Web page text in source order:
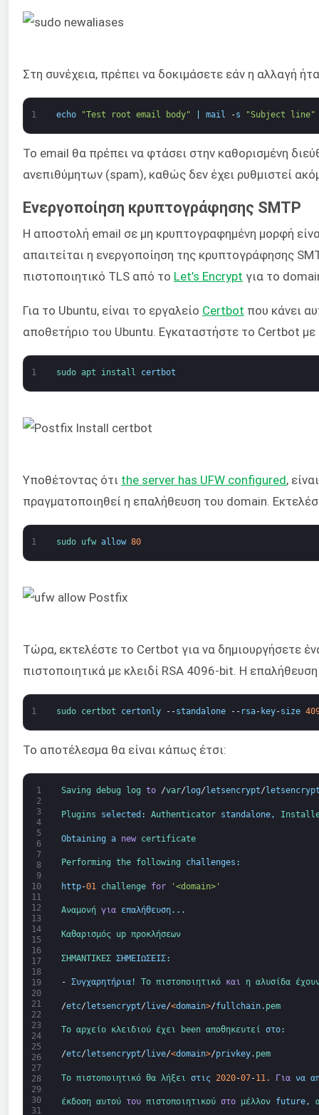
Στη συνέχεια, πρέπει να δοκιμάσετε εάν η αλλαγή
1 echo "Test root email body" mail -s "Subject line"
Το email θα πρέπει να φτάσει στην καθορισμένη
ανεπιθύμητων (spam), καθώς δεν έχει ρυθμιστεί
Ενεργοποίηση κρυπτογράφησης SMTP
Η αποστολή email σε μη κρυπτογραφημένη μορφή
απαιτείται η ενεργοποίηση της κρυπτογράφησης
πιστοποιητικό TLS από το Let’s Encrypt για το
Για το Ubuntu, είναι το εργαλείο Certbot που κάνει
αποθετήριο του Ubuntu. Εγκαταστήστε το Certbot με
1 sudo apt install certbot
Υποθέτοντας ότι the server has UFW configured,
πραγματοποιηθεί η επαλήθευση του domain.
1 sudo ufw allow 80
Τώρα, εκτελέστε το Certbot για να δημιουργήσετε
πιστοποιητικά με κλειδί RSA 4096-bit. Η
1 sudo certbot certonly --standalone -- rsa- key-size
Το αποτέλεσμα θα είναι κάπως έτσι:
1
2
3
4
5
6
7
8
9
10
11
12
13
14
15
16
17
18
19
20
21
22
23
24
25
26
27
28
29
30
31
Saving debug log to /var/ log/ letsencrypt/
Plugins selected : Authenticator standalone,
Obtaining a new certificate
Performing the following challenges :
http-01 challenge for '<domain>'
Αναμονή για επαλήθευση. . .
Καθαρισμός up προκλήσεων
ΣΗΜΑΝΤΙΚΕΣ ΣΗΜΕΙΩΣΕΙΣ:
- Συγχαρητήρια! Το πιστοποιητικό και η αλυσίδα
/etc/letsencrypt/live/<domain>/fullchain. pem
Το αρχείο κλειδιού έχει been αποθηκευτεί στο:
/etc/ letsencrypt/ live/<domain>/privkey. pem
Το πιστοποιητικό θα λήξει στις 2020-07-11. Για να
έκδοση αυτού του πιστοποιητικού στο μέλλον future,